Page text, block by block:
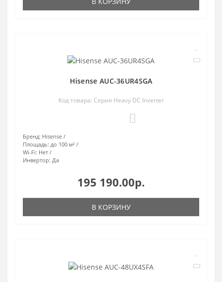
Hisense AUC-36UR4SGA
Код товара: Серия Heavy DC Inverter
Бренд: Hisense
Площадь: до 100 м²
Wi-Fi: Нет
Инвертор: Да
195 190.00р.
В КОРЗИНУ